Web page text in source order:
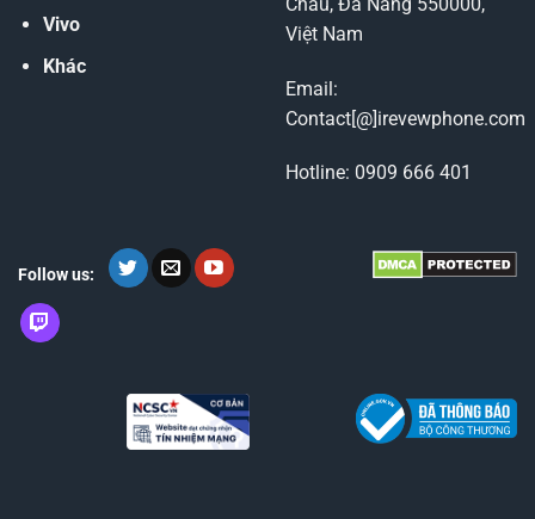
Vivo
Khác
Việt Nam
Email:
Contact[@]irevewphone.com
Hotline: 0909 666 401
Follow us: